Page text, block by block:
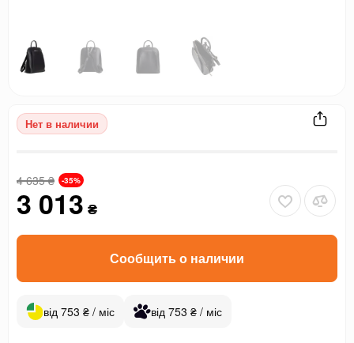
Нет в наличии
4 635₴ -35%
3 013 ₴
Сообщить о наличии
від 753 ₴ / міс від 753 ₴ / міс